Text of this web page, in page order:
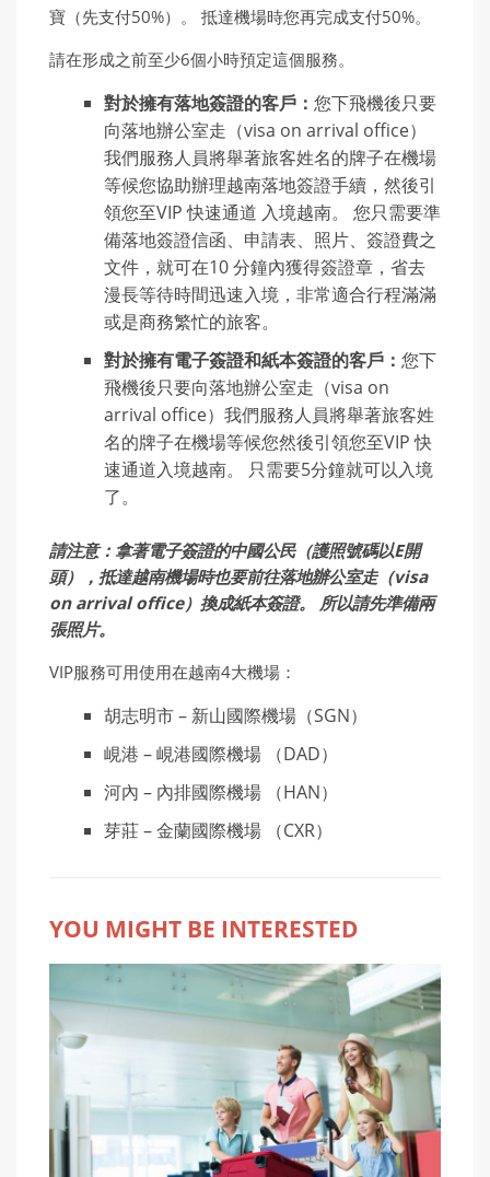
寶（先支付50%）。 抵達機場時您再完成支付50%。
請在形成之前至少6個小時預定這個服務。
對於擁有落地簽證的客戶： 您下飛機後只要
向落地辦公室走（visa on arrival office）
我們服務人員將舉著旅客姓名的牌子在機場
等候您協助辦理越南落地簽證手續，然後引
領您至VIP 快速通道 入境越南。 您只需要準
備落地簽證信函、申請表、照片、簽證費之
文件，就可在10 分鐘內獲得簽證章，省去
漫長等待時間迅速入境，非常適合行程滿滿
或是商務繁忙的旅客。
對於擁有電子簽證和紙本簽證的客戶： 您下
飛機後只要向落地辦公室走（visa on
arrival office）我們服務人員將舉著旅客姓
名的牌子在機場等候您然後引領您至VIP 快
速通道入境越南。 只需要5分鐘就可以入境
了。
請注意：拿著電子簽證的中國公民（護照號碼以E開
頭），抵達越南機場時也要前往落地辦公室走（visa
on arrival office）換成紙本簽證。 所以請先準備兩
張照片。
VIP服務可用使用在越南4大機場：
胡志明市 – 新山國際機場（SGN）
峴港 – 峴港國際機場 （DAD）
河內 – 內排國際機場 （HAN）
芽莊 – 金蘭國際機場 （CXR）
YOU MIGHT BE INTERESTED